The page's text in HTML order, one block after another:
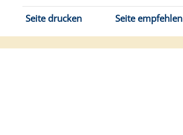
Seite drucken Seite empfehlen